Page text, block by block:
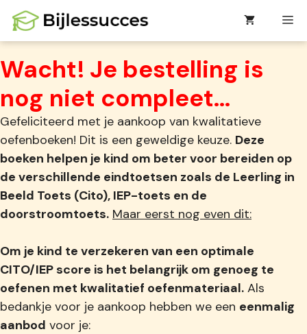
naar
de
inhoud
Wacht! Je bestelling is
nog niet compleet...
Gefeliciteerd met je aankoop van kwalitatieve
oefenboeken! Dit is een geweldige keuze. Deze
boeken helpen je kind om beter voor bereiden op
de verschillende eindtoetsen zoals de Leerling in
Beeld Toets (Cito), IEP-toets en de
doorstroomtoets. Maar eerst nog even dit:
Om je kind te verzekeren van een optimale
CITO/IEP score is het belangrijk om genoeg te
oefenen met kwalitatief oefenmateriaal. Als
bedankje voor je aankoop hebben we een eenmalig
aanbod voor je: